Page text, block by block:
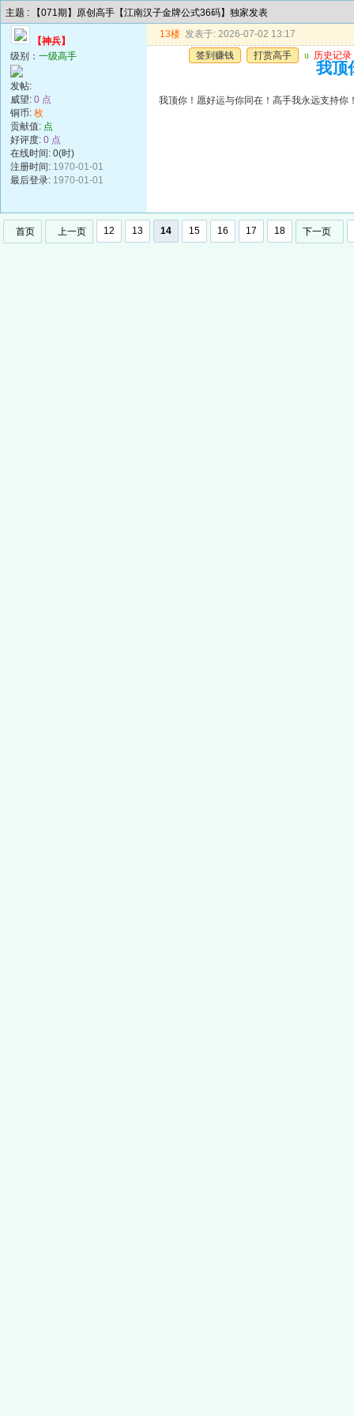
主题 : 【071期】原创高手【江南汉子金牌公式36码】独家发表
【神兵】
级别： 一级高手
发帖:
威望: 0 点
铜币: 枚
贡献值: 点
好评度: 0 点
在线时间: 0(时)
注册时间: 1970-01-01
最后登录: 1970-01-01
13楼 发表于: 2026-07-02 13:17
签到赚钱
打赏高手 u 历史记录
我顶
我顶你！愿好运与你同在！高手我永远支持你
首页 上一页 12 13 14 15 16 17 18 下一页